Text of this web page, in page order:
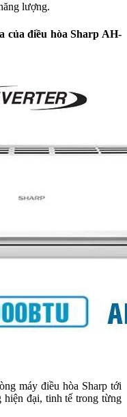
lượng.
của điều hòa Sharp AH-
máy điều hòa Sharp tới
đại, tinh tế trong từng